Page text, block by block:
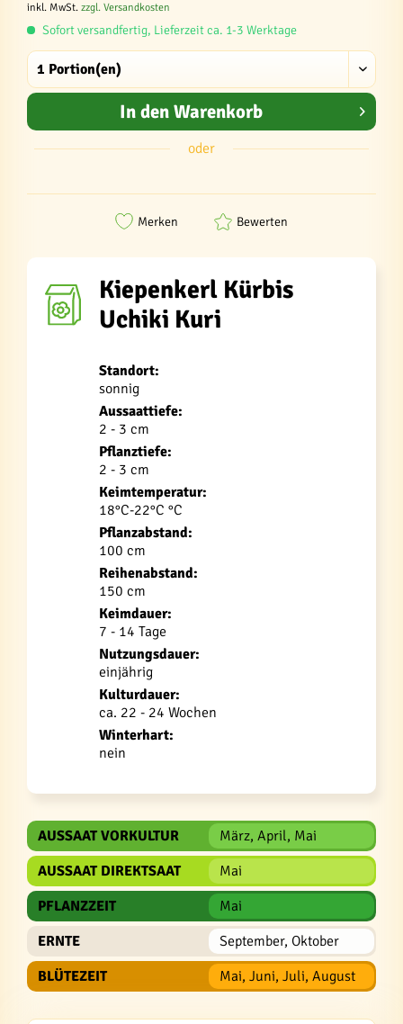
inkl. MwSt. zzgl. Versandkosten
Sofort versandfertig, Lieferzeit ca. 1-3 Werktage
In den Warenkorb
oder
Merken Bewerten
Kiepenkerl Kürbis
Uchiki Kuri
Standort:
sonnig
Aussaattiefe:
2 - 3 cm
Pflanztiefe:
2 - 3 cm
Keimtemperatur:
18°C-22°C °C
Pflanzabstand:
100 cm
Reihenabstand:
150 cm
Keimdauer:
7 - 14 Tage
Nutzungsdauer:
einjährig
Kulturdauer:
ca. 22 - 24 Wochen
Winterhart:
nein
AUSSAAT VORKULTUR
März, April, Mai
AUSSAAT DIREKTSAAT
Mai
PFLANZZEIT
Mai
ERNTE
September, Oktober
BLÜTEZEIT
Mai, Juni, Juli, August